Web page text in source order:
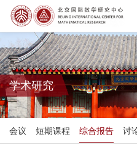
学术研究
会议 短期课程 综合报告 讨